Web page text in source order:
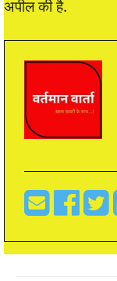
अपील की है.